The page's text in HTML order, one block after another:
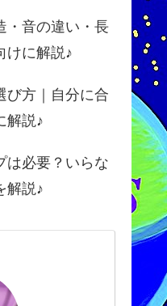
・音の違い・長
けに解説♪
び方｜自分に合
解説♪
は必要？いらな
解説♪